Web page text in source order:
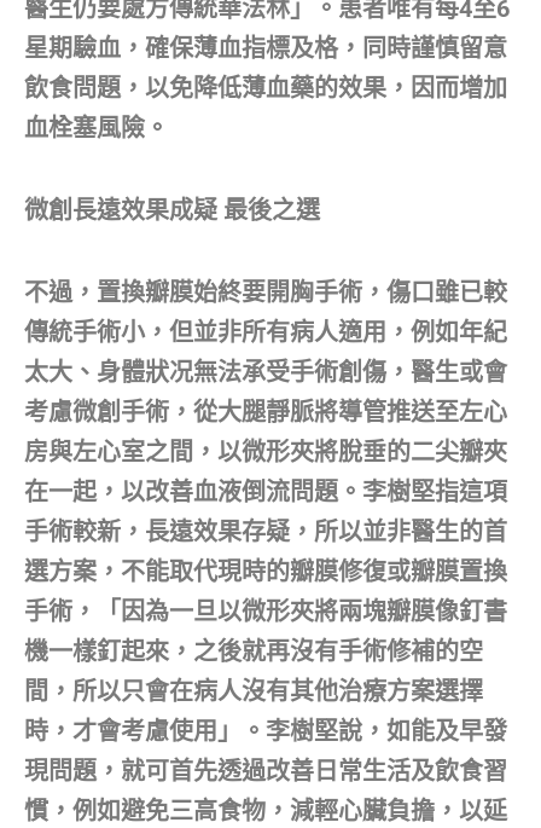
醫生仍要處方傳統華法林」。患者唯有每4至6
星期驗血，確保薄血指標及格，同時謹慎留意
飲食問題，以免降低薄血藥的效果，因而增加
血栓塞風險。
微創長遠效果成疑 最後之選
不過，置換瓣膜始終要開胸手術，傷口雖已較
傳統手術小，但並非所有病人適用，例如年紀
太大、身體狀况無法承受手術創傷，醫生或會
考慮微創手術，從大腿靜脈將導管推送至左心
房與左心室之間，以微形夾將脫垂的二尖瓣夾
在一起，以改善血液倒流問題。李樹堅指這項
手術較新，長遠效果存疑，所以並非醫生的首
選方案，不能取代現時的瓣膜修復或瓣膜置換
手術，「因為一旦以微形夾將兩塊瓣膜像釘書
機一樣釘起來，之後就再沒有手術修補的空
間，所以只會在病人沒有其他治療方案選擇
時，才會考慮使用」。李樹堅說，如能及早發
現問題，就可首先透過改善日常生活及飲食習
慣，例如避免三高食物，減輕心臟負擔，以延